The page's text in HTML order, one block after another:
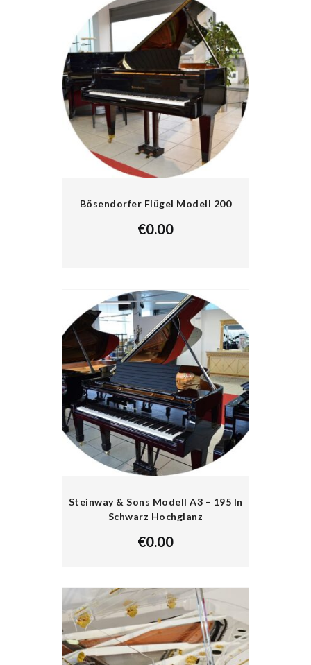
Bösendorfer Flügel Modell 200
€0.00
Steinway & Sons Modell A3 – 195 In
Schwarz Hochglanz
€0.00